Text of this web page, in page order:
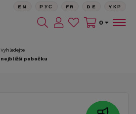
Vyhledejte
nejbližší pobočku
EN РУС FR DE YКР
0